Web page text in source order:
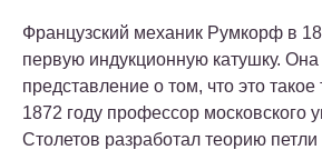
Французский механик Румкорф в
первую индукционную катушку.
представление о том, что это
1872 году профессор московского
Столетов разработал теорию петли